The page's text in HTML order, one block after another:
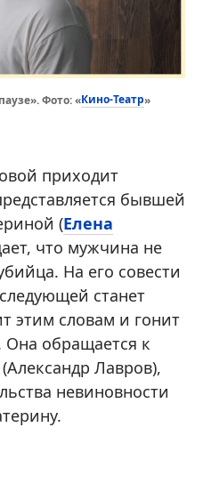
Фото: «Кино-Театр»
приходит
бывшей
(Елена
что мужчина не
На его совести
станет
этим словам и гонит
Она обращается к
Лавров),
невиновности